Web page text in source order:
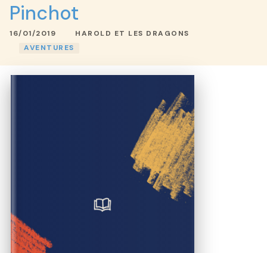
Pinchot
16/01/2019
HAROLD ET LES DRAGONS
AVENTURES